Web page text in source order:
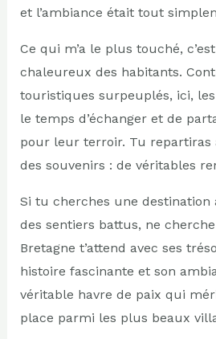
et l’ambiance était tout
Ce qui m’a le plus touché,
chaleureux des habitants.
touristiques surpeuplés, ici,
le temps d’échanger et de
pour leur terroir. Tu repartiras
des souvenirs : de véritables
Si tu cherches une
des sentiers battus, ne
Bretagne t’attend avec ses
histoire fascinante et son
véritable havre de paix qui
place parmi les plus beaux